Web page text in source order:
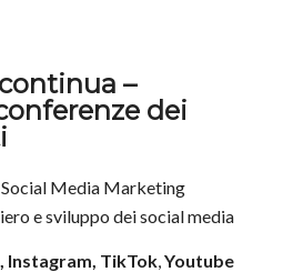
–
dei
Media Marketing
e sviluppo dei social media
Instagram, TikTok, Youtube